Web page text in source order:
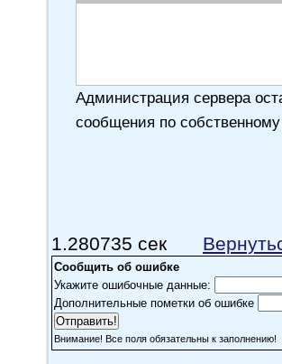
Администрация сервера
сообщения по
1.280735 сек
Сообщить об ошибке
Укажите ошибочные данные:
Дополнительные пометки об ошибке
Внимание! Все поля обязательны к заполнению!